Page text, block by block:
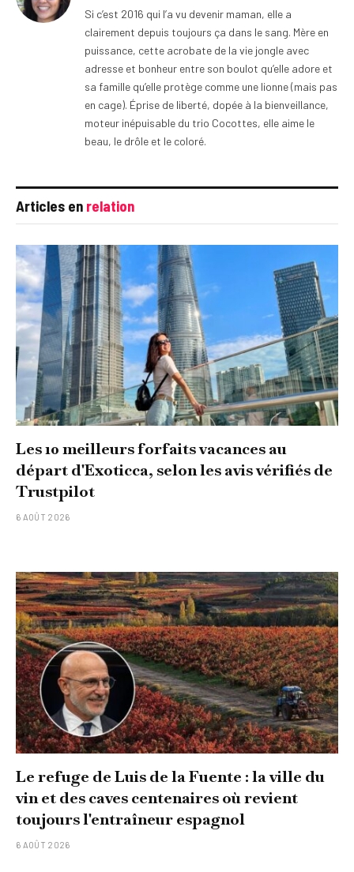
Si c’est 2016 qui l’a vu devenir maman, elle a
clairement depuis toujours ça dans le sang. Mère en
puissance, cette acrobate de la vie jongle avec
adresse et bonheur entre son boulot qu’elle adore et
sa famille qu’elle protège comme une lionne (mais pas
en cage). Éprise de liberté, dopée à la bienveillance,
moteur inépuisable du trio Cocottes, elle aime le
beau, le drôle et le coloré.
Articles en relation
Les 10 meilleurs forfaits vacances au
départ d'Exoticca, selon les avis vérifiés de
Trustpilot
6 AOÛT 2026
Le refuge de Luis de la Fuente : la ville du
vin et des caves centenaires où revient
toujours l'entraîneur espagnol
6 AOÛT 2026